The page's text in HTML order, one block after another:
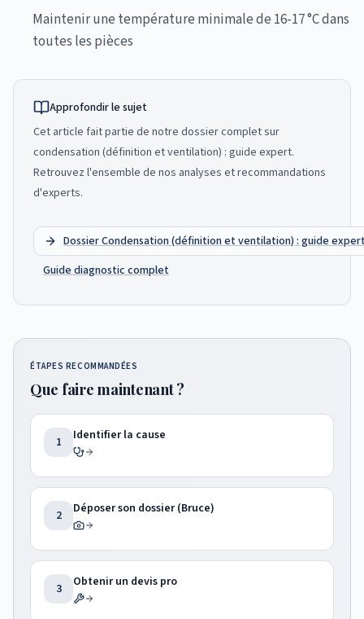
Maintenir une température minimale de 16-17 °C dans
toutes les pièces
Approfondir le sujet
Cet article fait partie de notre dossier complet sur
condensation (définition et ventilation) : guide expert.
Retrouvez l'ensemble de nos analyses et recommandations
d'experts.
DossierCondensation (définition et ventilation) : guide
Guide diagnostic complet
ÉTAPES RECOMMANDÉES
Que faire maintenant ?
1 Identifier la cause
2 Déposer son dossier (Bruce)
3 Obtenir un devis pro